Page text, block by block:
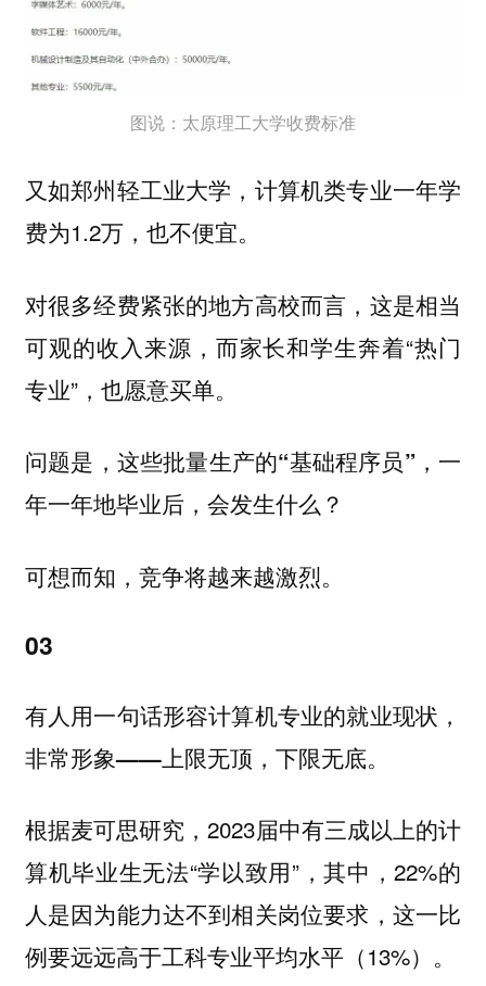
图说：太原理工大学收费标准
又如郑州轻工业大学，计算机类专业一年学
费为1.2万，也不便宜。
对很多经费紧张的地方高校而言，这是相当
可观的收入来源，而家长和学生奔着“热门
专业”，也愿意买单。
问题是，这些批量生产的“基础程序员”，一
年一年地毕业后，会发生什么？
可想而知，竞争将越来越激烈。
03
有人用一句话形容计算机专业的就业现状，
非常形象——上限无顶，下限无底。
根据麦可思研究，2023届中有三成以上的计
算机毕业生无法“学以致用”，其中，22%的
人是因为能力达不到相关岗位要求，这一比
例要远远高于工科专业平均水平（13%）。